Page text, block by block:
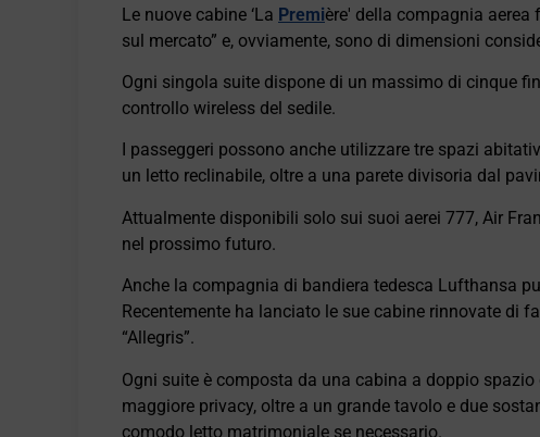
Le nuove cabine ‘La Première' della compagnia aerea
sul mercato” e, ovviamente, sono di dimensioni
Ogni singola suite dispone di un massimo di cinque
controllo wireless del sedile.
I passeggeri possono anche utilizzare tre spazi
un letto reclinabile, oltre a una parete divisoria dal
Attualmente disponibili solo sui suoi aerei 777, Air
nel prossimo futuro.
Anche la compagnia di bandiera tedesca Lufthansa
Recentemente ha lanciato le sue cabine rinnovate di
“Allegris”.
Ogni suite è composta da una cabina a doppio
maggiore privacy, oltre a un grande tavolo e due
comodo letto matrimoniale se necessario.